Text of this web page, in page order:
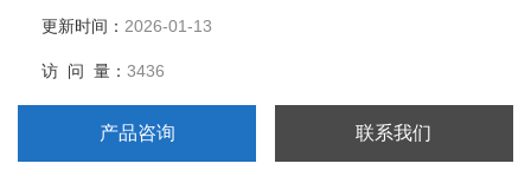
公称容积：225L
定时范围：1-9999分钟
更新时间：2026-01-13
访 问 量：3436
产品咨询 联系我们